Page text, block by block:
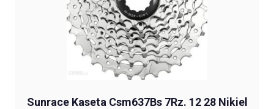
Sunrace Kaseta Csm637Bs 7Rz. 12 28 Nikiel